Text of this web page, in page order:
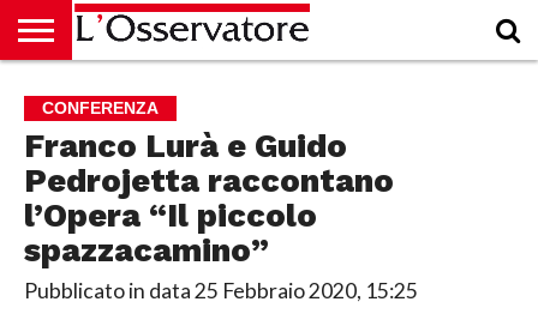
CULTURA
ECONOMIA
RUBRICHE
ARCHIVIO
PODCAST
ABBONAMENTO
CHI
SIAMO
ACCEDI
CONFERENZA
Franco Lurà e Guido
Pedrojetta raccontano
l’Opera “Il piccolo
spazzacamino”
Pubblicato in data25 Febbraio 2020, 15:25